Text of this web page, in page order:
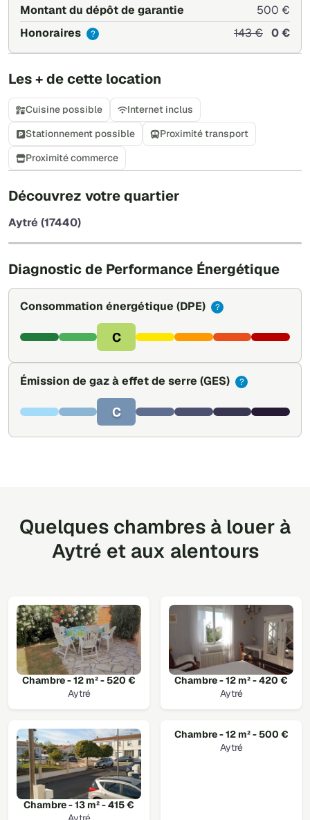
Montant du dépôt de garantie
500 €
Honoraires
? 143 € 0 €
Les + de cette location
Cuisine possible
Internet inclus
Stationnement possible
Proximité transport
Proximité commerce
Découvrez votre quartier
Aytré (17440)
Diagnostic de Performance Énergétique
Consommation énergétique (DPE) ?
C
Émission de gaz à effet de serre (GES) ?
C
Quelques chambres à louer à
Aytré et aux alentours
Chambre - 12 m² - 520 €
Aytré
Chambre - 12 m² - 420 €
Aytré
Chambre - 13 m² - 415 €
Chambre - 12 m² - 500 €
Aytré